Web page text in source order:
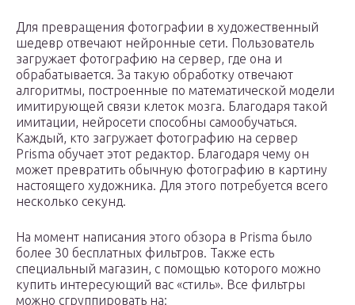
Для превращения фотографии в художественный
шедевр отвечают нейронные сети. Пользователь
загружает фотографию на сервер, где она и
обрабатывается. За такую обработку отвечают
алгоритмы, построенные по математической модели
имитирующей связи клеток мозга. Благодаря такой
имитации, нейросети способны самообучаться.
Каждый, кто загружает фотографию на сервер
Prisma обучает этот редактор. Благодаря чему он
может превратить обычную фотографию в картину
настоящего художника. Для этого потребуется всего
несколько секунд.
На момент написания этого обзора в Prisma было
более 30 бесплатных фильтров. Также есть
специальный магазин, с помощью которого можно
купить интересующий вас «стиль». Все фильтры
можно сгруппировать на: